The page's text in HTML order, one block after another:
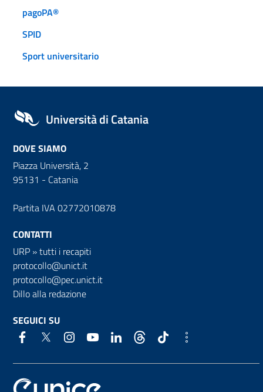
pagoPA®
SPID
Sport universitario
Università di Catania
DOVE SIAMO
Piazza Università, 2
95131 - Catania
Partita IVA 02772010878
CONTATTI
URP »tutti i recapiti
protocollo@unict.it
protocollo@pec.unict.it
Dillo alla redazione
SEGUICI SU